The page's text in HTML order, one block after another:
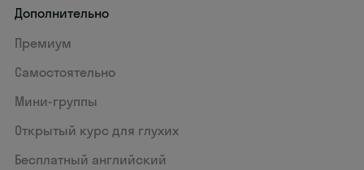
Дополнительно
Премиум
Самостоятельно
Мини-группы
Открытый курс для глухих
Бесплатный английский